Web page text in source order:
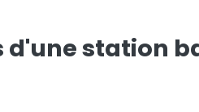
d'une station